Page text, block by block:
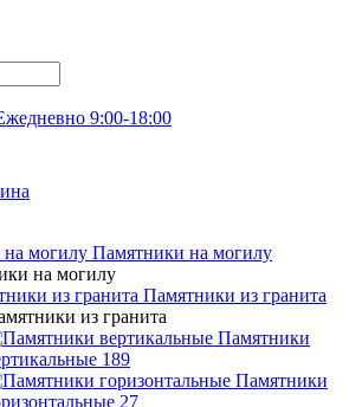
9:00-18:00
Памятники на могилу
на могилу
Памятники из гранита
из гранита
Памятники
189
Памятники
27